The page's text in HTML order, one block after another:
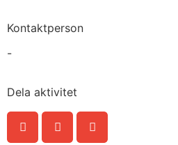
Kontaktperson
-
Dela aktivitet